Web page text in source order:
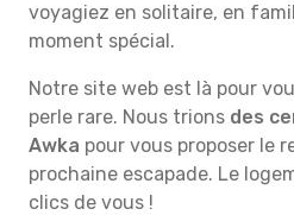
voyagiez en solitaire, en
moment spécial.
Notre site web est là pour
perle rare. Nous trions des
Awka pour vous proposer le
prochaine escapade. Le
clics de vous !